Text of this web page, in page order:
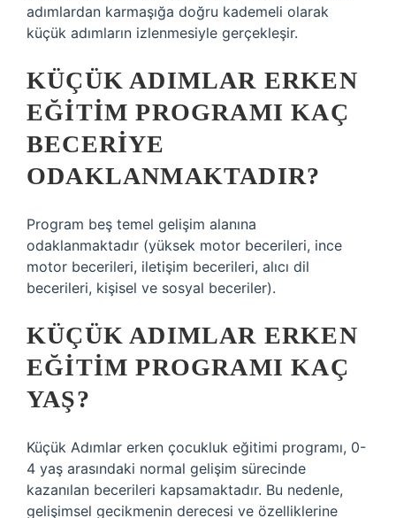
adımlardan karmaşığa doğru kademeli olarak
küçük adımların izlenmesiyle gerçekleşir.
KÜÇÜK ADIMLAR ERKEN
EĞITIM PROGRAMI KAÇ
BECERIYE
ODAKLANMAKTADIR?
Program beş temel gelişim alanına
odaklanmaktadır (yüksek motor becerileri, ince
motor becerileri, iletişim becerileri, alıcı dil
becerileri, kişisel ve sosyal beceriler).
KÜÇÜK ADIMLAR ERKEN
EĞITIM PROGRAMI KAÇ
YAŞ?
Küçük Adımlar erken çocukluk eğitimi programı, 0-
4 yaş arasındaki normal gelişim sürecinde
kazanılan becerileri kapsamaktadır. Bu nedenle,
gelişimsel gecikmenin derecesi ve özelliklerine